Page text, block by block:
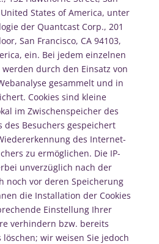
United States of America, unter
der Quantcast Corp., 201
San Francisco, CA 94103,
ein. Bei jedem einzelnen
durch den Einsatz von
gesammelt und in
Cookies sind kleine
im Zwischenspeicher des
des Besuchers gespeichert
des Internet-
zu ermöglichen. Die IP-
unverzüglich nach der
noch vor deren Speicherung
die Installation der Cookies
Einstellung Ihrer
verhindern bzw. bereits
löschen; wir weisen Sie jedoch